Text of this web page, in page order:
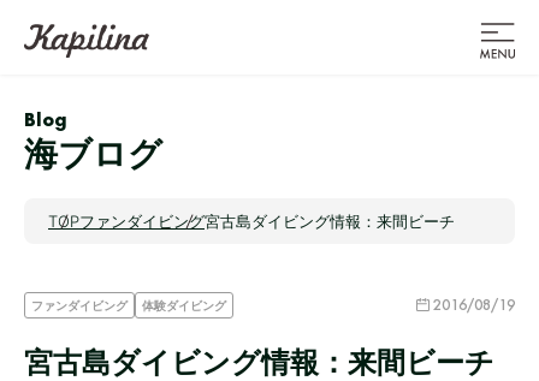
Blog
海ブログ
TOPファンダイビング宮古島ダイビング情報：来間ビーチ
ファンダイビング 体験ダイビング 2016/08/19
宮古島ダイビング情報：来間ビーチ